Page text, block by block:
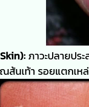
ภาวะปลายปร
ณส้นเท้า รอยแตกเ